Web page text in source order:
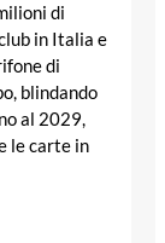
di
in Italia e
di
blindando
al 2029,
le carte in